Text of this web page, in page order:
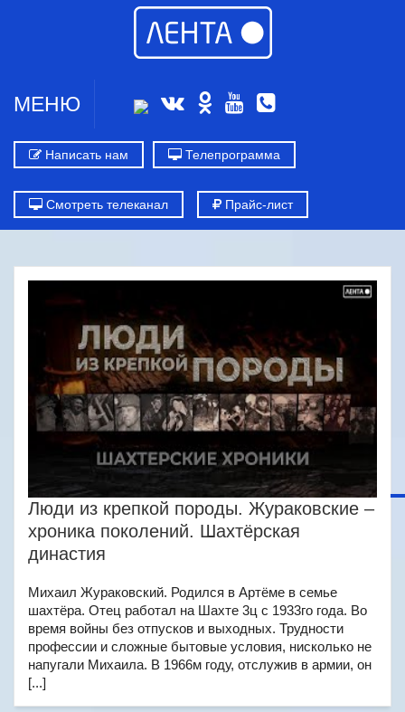
МЕНЮ
Написать нам Телепрограмма
Смотреть телеканал Прайс-лист
Люди из крепкой породы. Жураковские –
хроника поколений. Шахтёрская
династия
Михаил Жураковский. Родился в Артёме в семье
шахтёра. Отец работал на Шахте 3ц с 1933го года. Во
время войны без отпусков и выходных. Трудности
профессии и сложные бытовые условия, нисколько не
напугали Михаила. В 1966м году, отслужив в армии, он
[...]